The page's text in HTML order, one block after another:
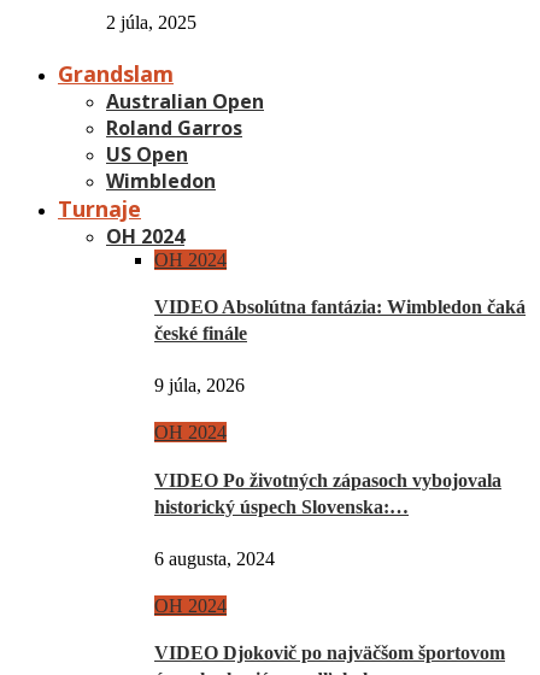
2 júla, 2025
Grandslam
Australian Open
Roland Garros
US Open
Wimbledon
Turnaje
OH 2024
OH 2024
VIDEO Absolútna fantázia: Wimbledon čaká
české finále
9 júla, 2026
OH 2024
VIDEO Po životných zápasoch vybojovala
historický úspech Slovenska:…
6 augusta, 2024
OH 2024
VIDEO Djokovič po najväčšom športovom